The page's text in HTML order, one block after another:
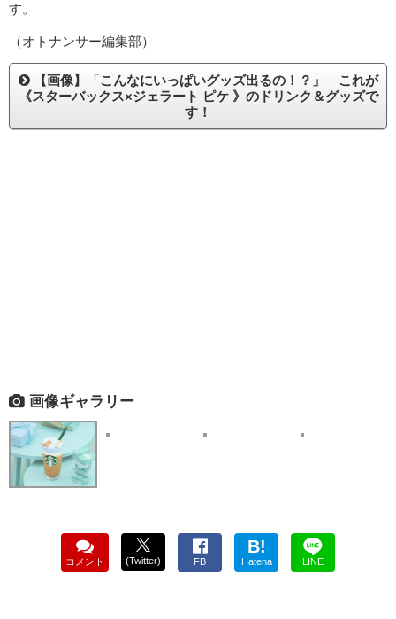
す。
（オトナンサー編集部）
【画像】「こんなにいっぱいグッズ出るの！？」 これが
《スターバックス×ジェラート ピケ 》のドリンク＆グッズで
す！
画像ギャラリー
コメント (Twitter) FB
B!
Hatena LINE